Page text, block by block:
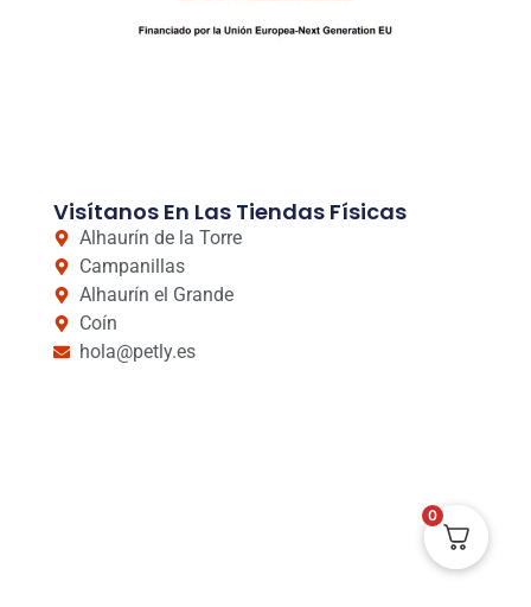
Visítanos En Las Tiendas Físicas
Alhaurín de la Torre
Campanillas
Alhaurín el Grande
Coín
hola@petly.es
0